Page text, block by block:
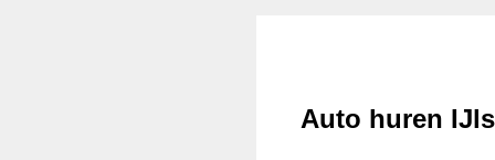
Auto huren